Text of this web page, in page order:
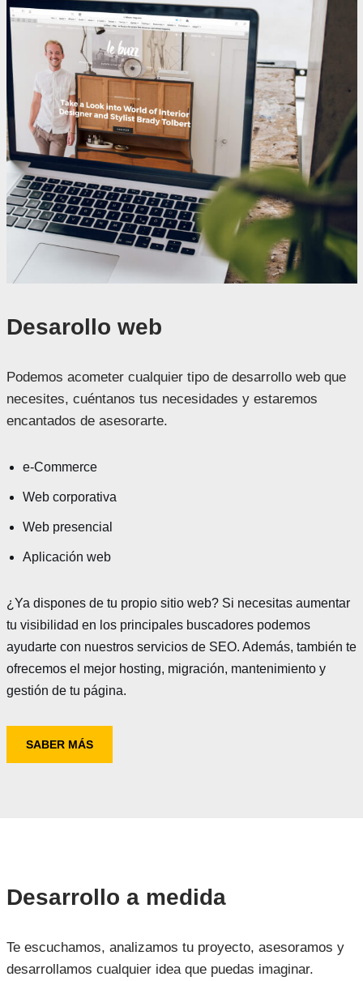
Desarollo web
Podemos acometer cualquier tipo de desarrollo web que
necesites, cuéntanos tus necesidades y estaremos
encantados de asesorarte.
e-Commerce
Web corporativa
Web presencial
Aplicación web
¿Ya dispones de tu propio sitio web? Si necesitas aumentar
tu visibilidad en los principales buscadores podemos
ayudarte con nuestros servicios de SEO. Además, también te
ofrecemos el mejor hosting, migración, mantenimiento y
gestión de tu página.
SABER MÁS
Desarrollo a medida
Te escuchamos, analizamos tu proyecto, asesoramos y
desarrollamos cualquier idea que puedas imaginar.